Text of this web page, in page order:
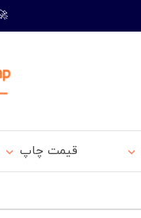
کانال بله
قیمت چاپ